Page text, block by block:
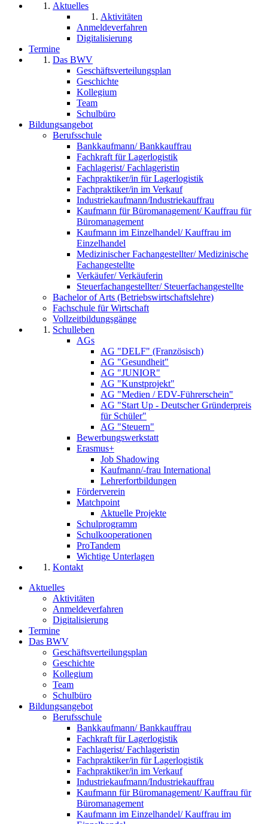
Aktuelles
Aktivitäten
Anmeldeverfahren
Digitalisierung
Termine
Das BWV
Geschäftsverteilungsplan
Geschichte
Kollegium
Team
Schulbüro
Bildungsangebot
Berufsschule
Bankkaufmann/ Bankkauffrau
Fachkraft für Lagerlogistik
Fachlagerist/ Fachlageristin
Fachpraktiker/in für Lagerlogistik
Fachpraktiker/in im Verkauf
Industriekaufmann/Industriekauffrau
Kaufmann für Büromanagement/ Kauffrau für
Büromanagement
Kaufmann im Einzelhandel/ Kauffrau im
Einzelhandel
Medizinischer Fachangestellter/ Medizinische
Fachangestellte
Verkäufer/ Verkäuferin
Steuerfachangestellter/ Steuerfachangestellte
Bachelor of Arts (Betriebswirtschaftslehre)
Fachschule für Wirtschaft
Vollzeitbildungsgänge
Schulleben
AGs
AG "DELF" (Französisch)
AG "Gesundheit"
AG "JUNIOR"
AG "Kunstprojekt"
AG "Medien / EDV-Führerschein"
AG "Start Up - Deutscher Gründerpreis
für Schüler"
AG "Steuern"
Bewerbungswerkstatt
Erasmus+
Job Shadowing
Kaufmann/-frau International
Lehrerfortbildungen
Förderverein
Matchpoint
Aktuelle Projekte
Schulprogramm
Schulkooperationen
ProTandem
Wichtige Unterlagen
Kontakt
Aktuelles
Aktivitäten
Anmeldeverfahren
Digitalisierung
Termine
Das BWV
Geschäftsverteilungsplan
Geschichte
Kollegium
Team
Schulbüro
Bildungsangebot
Berufsschule
Bankkaufmann/ Bankkauffrau
Fachkraft für Lagerlogistik
Fachlagerist/ Fachlageristin
Fachpraktiker/in für Lagerlogistik
Fachpraktiker/in im Verkauf
Industriekaufmann/Industriekauffrau
Kaufmann für Büromanagement/ Kauffrau für
Büromanagement
Kaufmann im Einzelhandel/ Kauffrau im